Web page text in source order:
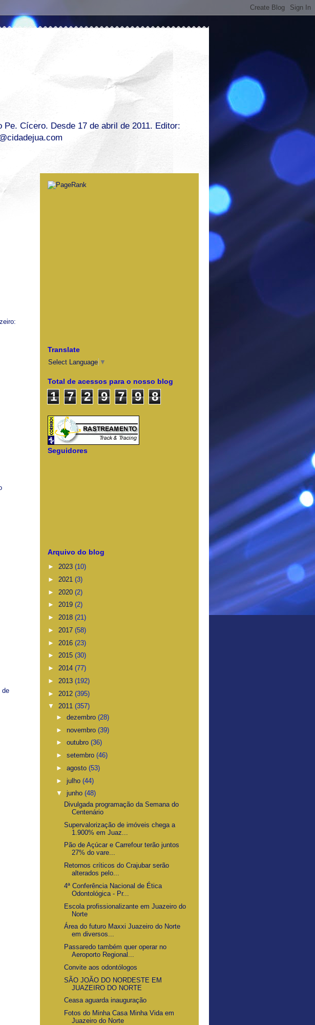
Cícero. Desde 17 de abril de 2011. Editor:
de
Translate
Select Language ▼
Total de acessos para o nosso blog
1 7 2 9 7 9 8
Seguidores
Arquivo do blog
► 2023 (10)
► 2021 (3)
► 2020 (2)
► 2019 (2)
► 2018 (21)
► 2017 (58)
► 2016 (23)
► 2015 (30)
► 2014 (77)
► 2013 (192)
► 2012 (395)
▼ 2011 (357)
► dezembro (28)
► novembro (39)
► outubro (36)
► setembro (46)
► agosto (53)
► julho (44)
▼ junho (48)
Divulgada programação da Semana do
Centenário
Supervalorização de imóveis chega a
1.900% em Juaz...
Pão de Açúcar e Carrefour terão juntos
27% do vare...
Retornos críticos do Crajubar serão
alterados pelo...
4ª Conferência Nacional de Ética
Odontológica - Pr...
Escola profissionalizante em Juazeiro do
Norte
Área do futuro Maxxi Juazeiro do Norte
em diversos...
Passaredo também quer operar no
Aeroporto Regional...
Convite aos odontólogos
SÃO JOÃO DO NORDESTE EM
JUAZEIRO DO NORTE
Ceasa aguarda inauguração
Fotos do Minha Casa Minha Vida em
Juazeiro do Norte